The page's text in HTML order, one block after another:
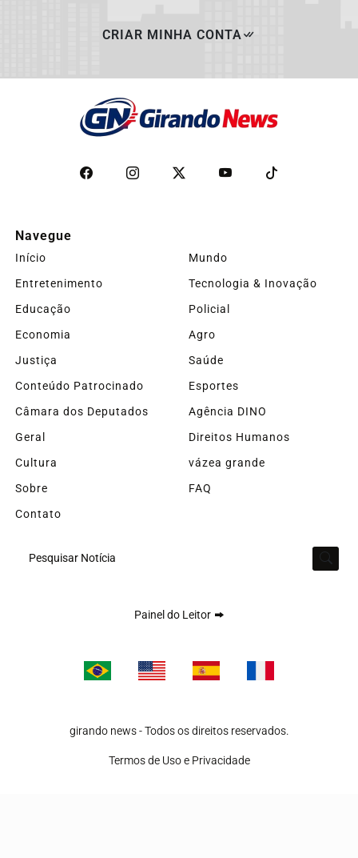
CRIAR MINHA CONTA
Navegue
Início
Mundo
Entretenimento
Tecnologia & Inovação
Educação
Policial
Economia
Agro
Justiça
Saúde
Conteúdo Patrocinado
Esportes
Câmara dos Deputados
Agência DINO
Geral
Direitos Humanos
Cultura
vázea grande
Sobre
FAQ
Contato
Pesquisar Notícia
Painel do Leitor
girando news - Todos os direitos reservados.
Termos de Uso e Privacidade
Esse site utiliza cookies para melhorar sua experiência
você concorda com nossos Termos de Uso e